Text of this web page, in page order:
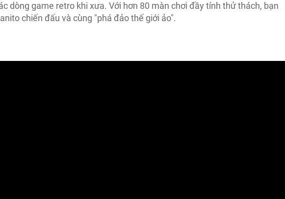
dòng game retro khi xưa. Với hơn 80 màn chơi đầy tính thử thách, bạn
chiến đấu và cùng "phá đảo thế giới ảo".